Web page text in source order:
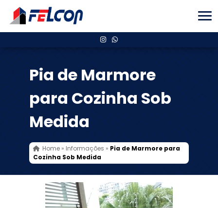
Pia de Marmore
para Cozinha Sob
Medida
Home» Informações » Pia de Marmore para
Cozinha Sob Medida